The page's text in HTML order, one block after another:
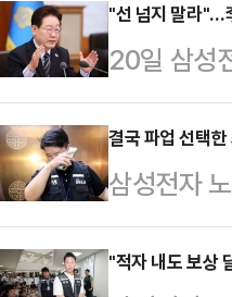
현권 판사
1년을 선
나 재판부
른 남성의
보여 무고
칫 피무고
"선 넘지 말라"…
20일 삼성
커지자, 이
사 간 타협
무회의 겸
체행동권)
이익을 위
결국 파업 선택
삼성전자
초기업노
20일 오전
"적자 내도 보상